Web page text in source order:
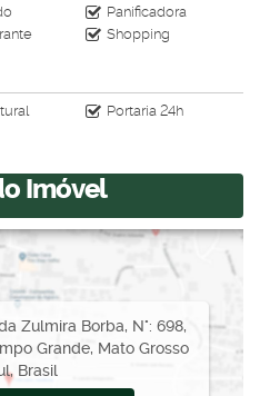
Panificadora
Shopping
Portaria 24h
Imóvel
Zulmira Borba, N°: 698,
Grande, Mato Grosso
, Brasil